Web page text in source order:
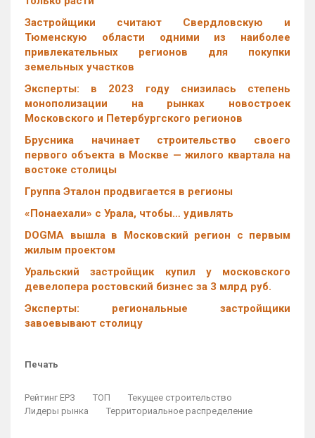
Застройщики считают Свердловскую и
Тюменскую области одними из наиболее
привлекательных регионов для покупки
земельных участков
Эксперты: в 2023 году снизилась степень
монополизации на рынках новостроек
Московского и Петербургского регионов
Брусника начинает строительство своего
первого объекта в Москве — жилого квартала на
востоке столицы
Группа Эталон продвигается в регионы
«Понаехали» с Урала, чтобы… удивлять
DOGMA вышла в Московский регион с первым
жилым проектом
Уральский застройщик купил у московского
девелопера ростовский бизнес за 3 млрд руб.
Эксперты: региональные застройщики
завоевывают столицу
Печать
Рейтинг ЕРЗ ТОП
Текущее строительство
Лидеры рынка
Территориальное распределение